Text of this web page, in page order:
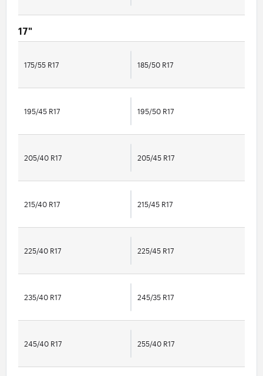
17"
175/55 R17 185/50 R17
195/45 R17 195/50 R17
205/40 R17 205/45 R17
215/40 R17 215/45 R17
225/40 R17 225/45 R17
235/40 R17 245/35 R17
245/40 R17 255/40 R17